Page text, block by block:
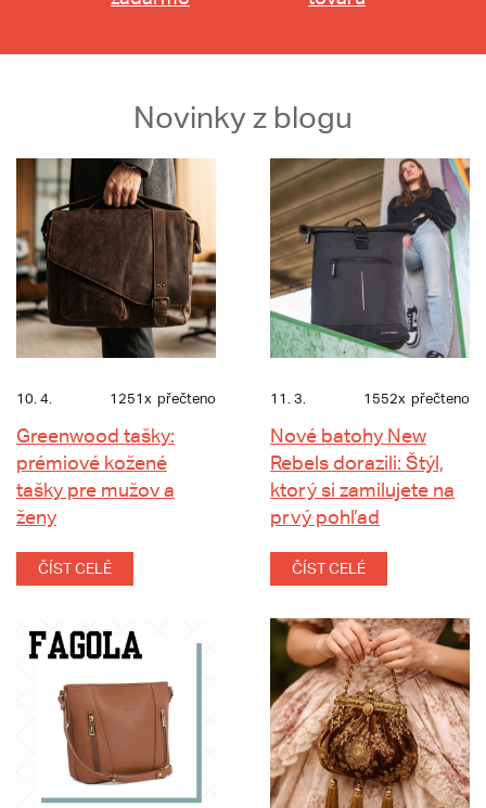
Novinky z blogu
10. 4. 1251x přečteno
Greenwood tašky:
prémiové kožené
tašky pre mužov a
ženy
ČÍST CELÉ
11. 3. 1552x přečteno
Nové batohy New
Rebels dorazili: Štýl,
ktorý si zamilujete na
prvý pohľad
ČÍST CELÉ